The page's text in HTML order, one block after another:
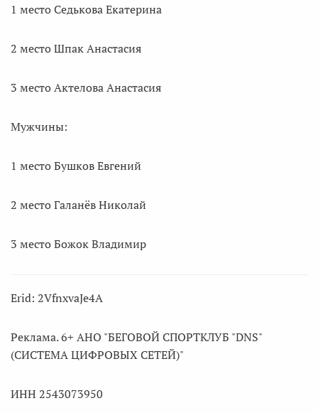
1 место Седькова Екатерина
2 место Шпак Анастасия
3 место Актелова Анастасия
Мужчины:
1 место Бушков Евгений
2 место Галанёв Николай
3 место Божок Владимир
Erid: 2VfnxvaJe4A
Реклама. 6+ АНО "БЕГОВОЙ СПОРТКЛУБ "DNS"
(СИСТЕМА ЦИФРОВЫХ СЕТЕЙ)"
ИНН 2543073950